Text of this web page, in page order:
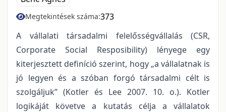
Megtekintések száma:373
A vállalati társadalmi felelősségvállalás (CSR,
Corporate Social Resposibility) lényege egy
kiterjesztett definíció szerint, hogy „a vállalatnak is
jó legyen és a szóban forgó társadalmi célt is
szolgáljuk” (Kotler és Lee 2007. 10. o.). Kotler
logikáját követve a kutatás célja a vállalatok